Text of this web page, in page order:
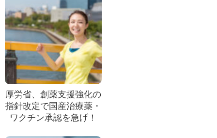
厚労省、創薬支援強化の
指針改定で国産治療薬・
ワクチン承認を急げ！